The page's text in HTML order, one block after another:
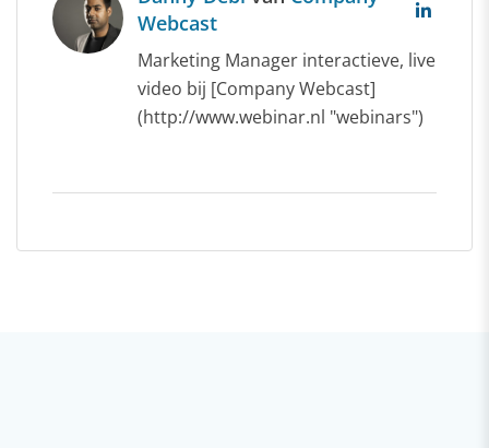
Webcast
Marketing Manager interactieve, live
video bij [Company Webcast]
(http://www.webinar.nl "webinars")